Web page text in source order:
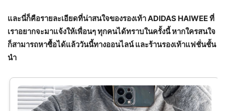
และนี่ก็คือรายละเอียดที่น่าสนใจของรองเท้า ADIDAS HAIWEE ที่
เราอยากจะมาแจ้งให้เพื่อนๆ ทุกคนได้ทราบในครั้งนี้ หากใครสนใจ
ก็สามารถหาซื้อได้แล้ววันนี้ทางออนไลน์ และร้านรองเท้าแฟชั่นชั้น
นำ